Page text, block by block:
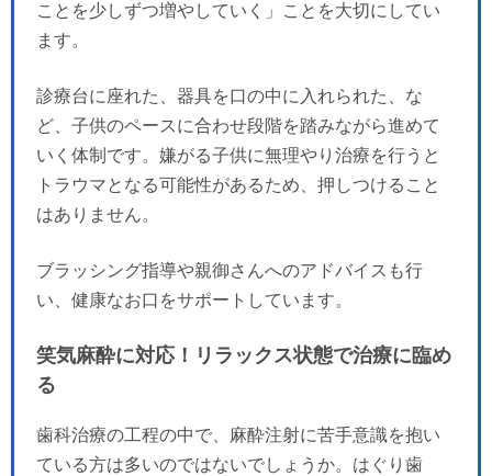
ことを少しずつ増やしていく」ことを大切にしてい
ます。
診療台に座れた、器具を口の中に入れられた、な
ど、子供のペースに合わせ段階を踏みながら進めて
いく体制です。嫌がる子供に無理やり治療を行うと
トラウマとなる可能性があるため、押しつけること
はありません。
ブラッシング指導や親御さんへのアドバイスも行
い、健康なお口をサポートしています。
笑気麻酔に対応！リラックス状態で治療に臨め
る
歯科治療の工程の中で、麻酔注射に苦手意識を抱い
ている方は多いのではないでしょうか。はぐり歯